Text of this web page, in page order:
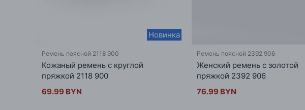
Новинка
Ремень поясной 2118 900
Кожаный ремень с круглой
пряжкой 2118 900
69.99 BYN
Ремень поясной 2392 906
Женский ремень с золотой
пряжкой 2392 906
76.99 BYN